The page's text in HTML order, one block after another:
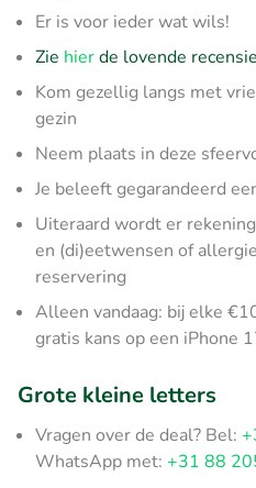
Er is voor ieder wat wils!
Zie hierde lovende
Kom gezellig langs met
gezin
Neem plaats in deze
Je beleeft gegarandeerd
Uiteraard wordt er
en (di)eetwensen of
reservering
Alleen vandaag: bij elke
gratis kans op een iPhone
Grote kleine letters
Vragen over de deal? Bel:
WhatsApp met: +31 88